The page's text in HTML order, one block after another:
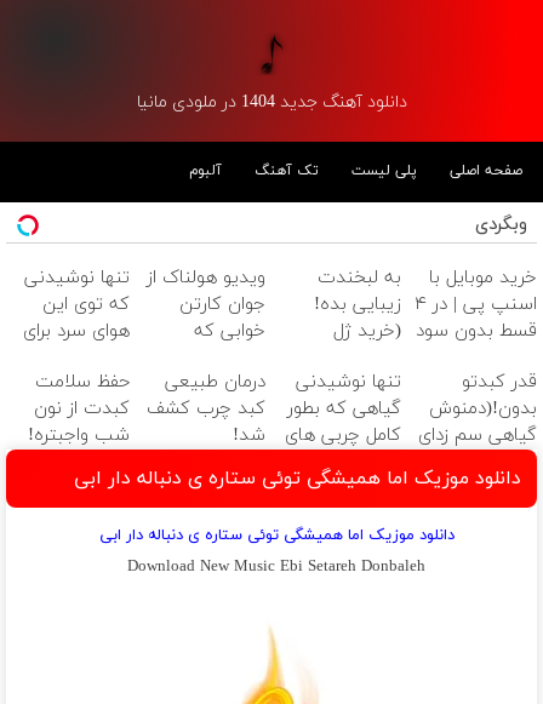
دانلود آهنگ جدید 1404 در ملودی مانیا
صفحه اصلی پلی لیست تک آهنگ آلبوم
وبگردی
خرید موبایل با
اسنپ پی | در ۴
قسط بدون سود
به لبخندت
زیبایی بده!
(خرید ژل
دندان
با40%تخفیف)
ویدیو هولناک از
جوان کارتن
خوابی که
آموزش رایگان
تنها نوشیدنی
که توی این
هوای سرد برای
55%تخفیف تا
امشب
قدر کبدتو
بدون!(دمنوش
گیاهی سم زدای
کبد)55%تخفیف
تنها نوشیدنی
گیاهی که بطور
کامل چربی های
کبد رو از بین
میبره
درمان طبیعی
کبد چرب کشف
شد!
حفظ سلامت
کبدت از نون
شب واجبتره!
دانلود موزیک اما همیشگی توئی ستاره ی دنباله دار ابی
دانلود موزیک اما همیشگی توئی ستاره ی دنباله دار ابی
Download New Music Ebi Setareh Donbaleh